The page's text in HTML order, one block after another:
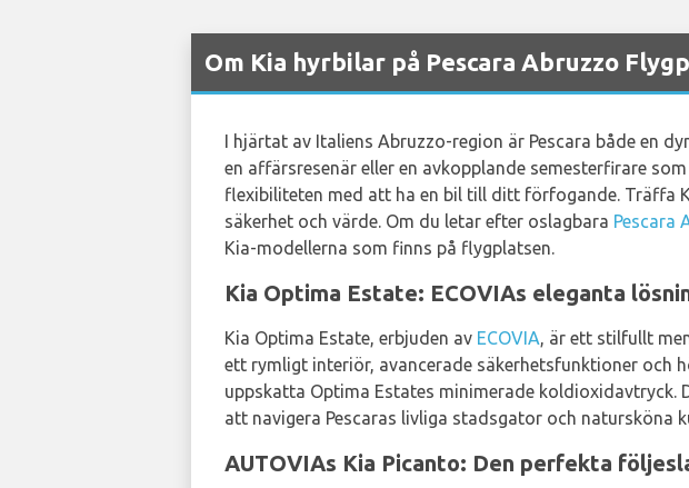
Om Kia hyrbilar på Pescara Abruzzo
I hjärtat av Italiens Abruzzo-region är Pescara både en
en affärsresenär eller en avkopplande semesterfirare
flexibiliteten med att ha en bil till ditt förfogande. Träffa
säkerhet och värde. Om du letar efter oslagbara Pescara
Kia-modellerna som finns på flygplatsen.
Kia Optima Estate: ECOVIAs eleganta
Kia Optima Estate, erbjuden av ECOVIA, är ett stilfullt
ett rymligt interiör, avancerade säkerhetsfunktioner och
uppskatta Optima Estates minimerade koldioxidavtryck.
att navigera Pescaras livliga stadsgator och natursköna
AUTOVIAs Kia Picanto: Den perfekta